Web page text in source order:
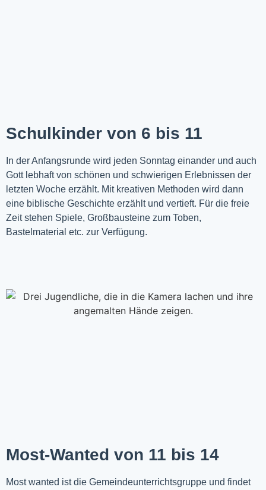
Schulkinder von 6 bis 11
In der Anfangsrunde wird jeden Sonntag einander und auch
Gott lebhaft von schönen und schwierigen Erlebnissen der
letzten Woche erzählt. Mit kreativen Methoden wird dann
eine biblische Geschichte erzählt und vertieft. Für die freie
Zeit stehen Spiele, Großbausteine zum Toben,
Bastelmaterial etc. zur Verfügung.
Most-Wanted von 11 bis 14
Most wanted ist die Gemeindeunterrichtsgruppe und findet